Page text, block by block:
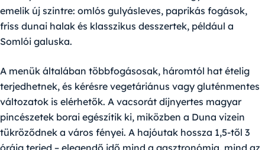
emelik új szintre: omlós gulyásleves, paprikás fogások,
friss dunai halak és klasszikus desszertek, például a
Somlói galuska.
A menük általában többfogásosak, háromtól hat ételig
terjedhetnek, és kérésre vegetáriánus vagy gluténmentes
változatok is elérhetők. A vacsorát díjnyertes magyar
pincészetek borai egészítik ki, miközben a Duna vizein
tükröződnek a város fényei. A hajóutak hossza 1,5-től 3
óráig terjed – elegendő idő mind a gasztronómia, mind az